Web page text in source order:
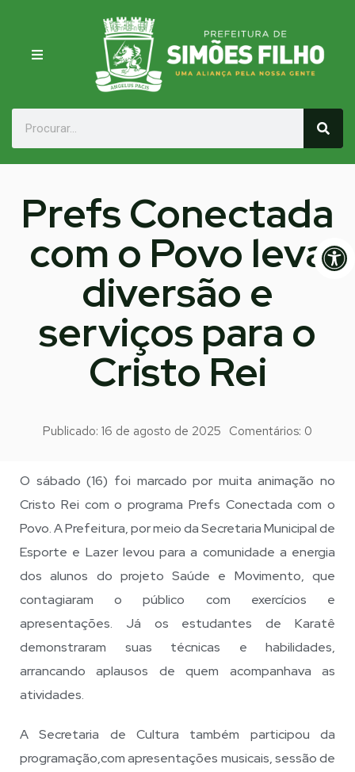
Prefs Conectada
com o Povo leva
diversão e
serviços para o
Cristo Rei
Publicado: 16 de agosto de 2025 Comentários: 0
O sábado (16) foi marcado por muita animação no
Cristo Rei com o programa Prefs Conectada com o
Povo. A Prefeitura, por meio da Secretaria Municipal de
Esporte e Lazer levou para a comunidade a energia
dos alunos do projeto Saúde e Movimento, que
contagiaram o público com exercícios e
apresentações. Já os estudantes de Karatê
demonstraram suas técnicas e habilidades,
arrancando aplausos de quem acompanhava as
atividades.
A Secretaria de Cultura também participou da
programação,com apresentações musicais, sessão de